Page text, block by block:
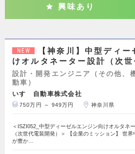
興味あり
NEW
【神奈川】中型ディー
けオルタネーター設計（次世
設計・開発エンジニア（その他、
動車）
いすゞ自動車株式会社
750万円 ～ 949万円 神奈川県
＜ISZI052_中型ディーゼルエンジン向けオルタネ
（次世代電装開発）＞ 【企業のミッション】 世界
が豊か…